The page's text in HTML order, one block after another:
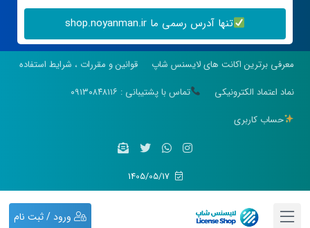
تنها آدرس رسمی ما shop.noyanman.ir
معرفی برترین اکانت های لایسنس شاپ
قوانین و مقررات ، شرایط استفاده
نماد اعتماد الکترونیکی
تماس با پشتیبانی : ۰۹۱۳۰۸۴۸۱۱۶
حساب کاربری
1405/05/17
ورود / ثبت نام